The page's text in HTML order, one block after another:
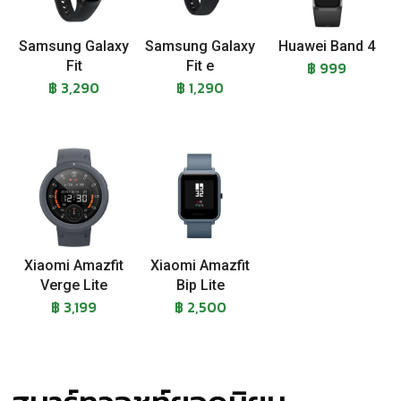
Samsung Galaxy
Fit
฿ 3,290
Samsung Galaxy
Fit e
฿ 1,290
Huawei Band 4
฿ 999
Xiaomi Amazfit
Verge Lite
฿ 3,199
Xiaomi Amazfit
Bip Lite
฿ 2,500